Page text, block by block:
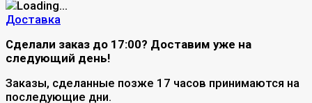
Доставка
Сделали заказ до 17:00? Доставим уже на
следующий день!
Заказы, сделанные позже 17 часов принимаются на
последующие дни.